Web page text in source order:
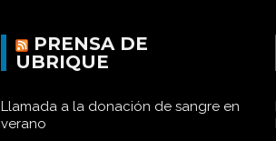
PRENSA DE
UBRIQUE
Llamada a la donación de sangre en
verano